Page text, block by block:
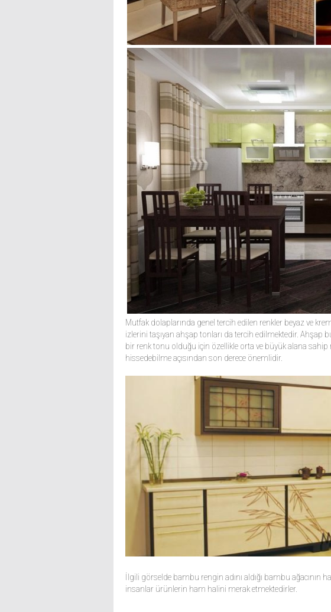
Mutfak dolaplarında genel tercih edilen renkler beyaz ve
izlerini taşıyan ahşap tonları da tercih edilmektedir. Ahşap
bir renk tonu olduğu için özellikle orta ve büyük alana
hissedebilme açısından son derece önemlidir.
İlgili görselde bambu rengin adını aldığı bambu
insanlar ürünlerin ham halini merak etmektedirler.